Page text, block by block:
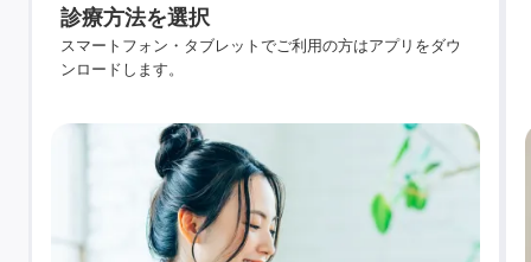
診療方法を選択
スマートフォン・タブレットでご利用の方はアプリをダウ
ンロードします。